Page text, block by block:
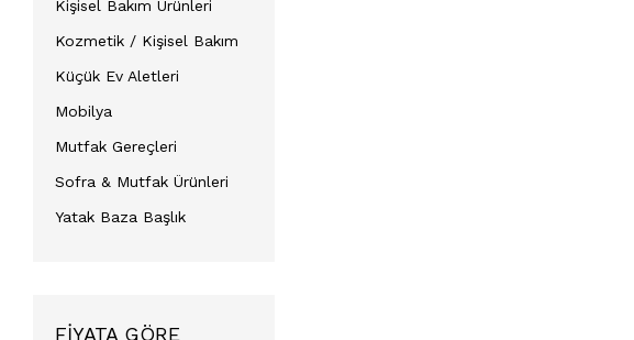
Kişisel Bakım Ürünleri
Kozmetik / Kişisel Bakım
Küçük Ev Aletleri
Mobilya
Mutfak Gereçleri
Sofra & Mutfak Ürünleri
Yatak Baza Başlık
FIYATA GÖRE